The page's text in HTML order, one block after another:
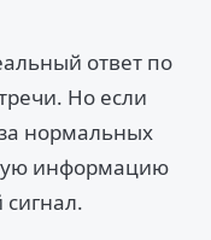
ответ по
Но если
нормальных
информацию